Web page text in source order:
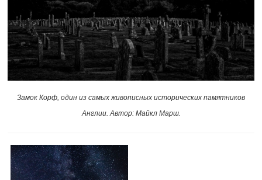
Замок Корф, один из самых живописных исторических памятников
Англии. Автор: Майкл Марш.